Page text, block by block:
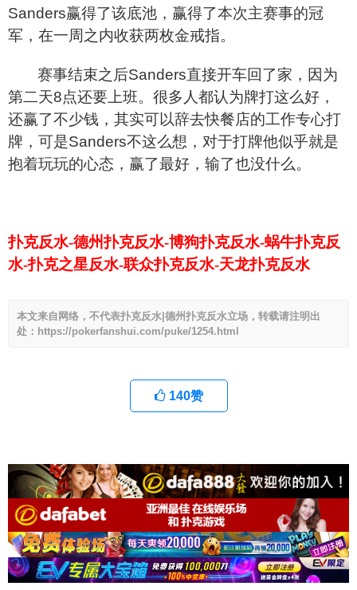
Sanders赢得了该底池，赢得了本次主赛事的冠
军，在一周之内收获两枚金戒指。
赛事结束之后Sanders直接开车回了家，因为
第二天8点还要上班。很多人都认为牌打这么好，
还赢了不少钱，其实可以辞去快餐店的工作专心打
牌，可是Sanders不这么想，对于打牌他似乎就是
抱着玩玩的心态，赢了最好，输了也没什么。
扑克反水-德州扑克反水-博狗扑克反水-蜗牛扑克反
水-扑克之星反水-联众扑克反水-天龙扑克反水
本文来自网络，不代表扑克反水|德州扑克反水立场，转载请注明出
处：https://pokerfanshui.com/puke/1254.html
140赞